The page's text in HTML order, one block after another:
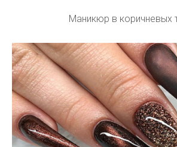
Маникюр в коричневых